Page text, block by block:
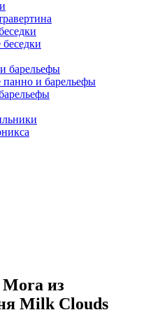
барельефы
и барельефы
из
Milk Clouds